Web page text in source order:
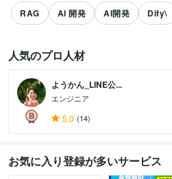
RAG AI 開発 AI開発 Dify\
すべて見る
人気のプロ人材
ようかん_LINE公...
エンジニア
5.0 (14)
お気に入り登録が多いサービス